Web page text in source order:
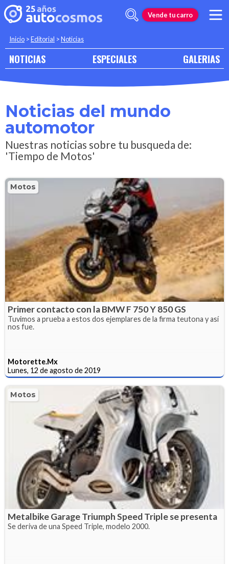
Vende tu carro
Inicio >Editorial >Noticias
NOTICIAS ESPECIALES GALERIAS
Noticias del mundo
automotor
Nuestras noticias sobre tu busqueda de:
'Tiempo de Motos'
Motos
Primer contacto con la BMW F 750 Y 850 GS
Tuvimos a prueba a estos dos ejemplares de la firma teutona y así
nos fue.
Motorette.Mx
Lunes, 12 de agosto de 2019
Motos
Metalbike Garage Triumph Speed Triple se presenta
Se deriva de una Speed Triple, modelo 2000.